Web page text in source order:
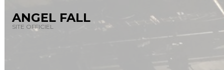
ANGEL FALL
SITE OFFICIEL